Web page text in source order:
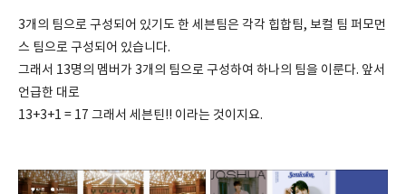
3개의 팀으로 구성되어 있기도 한 세븐팀은 각각 힙합팀, 보컬 팀 퍼모먼
스 팀으로 구성되어 있습니다.
그래서 13명의 멤버가 3개의 팀으로 구성하여 하나의 팀을 이룬다. 앞서
언급한 대로
13+3+1 = 17 그래서 세븐틴!! 이라는 것이지요.